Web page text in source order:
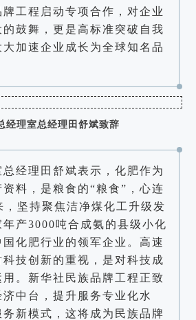
工程启动专项合作，对企业
鼓舞，更是高标准突破自我
加速企业成长为全球知名品
经理室总经理田舒斌致辞
经理田舒斌表示，化肥作为
料，是粮食的“粮食”，心连
，坚持聚焦洁净煤化工升级发
年产3000吨合成氨的县级小化
化肥行业的领军企业。高速
技创新的重视，是对科技成
。新华社民族品牌工程正致
中台，提升服务专业化水
新模式，这将成为民族品牌